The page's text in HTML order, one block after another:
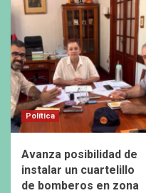
Política
Avanza posibilidad de
instalar un cuartelillo
de bomberos en zona